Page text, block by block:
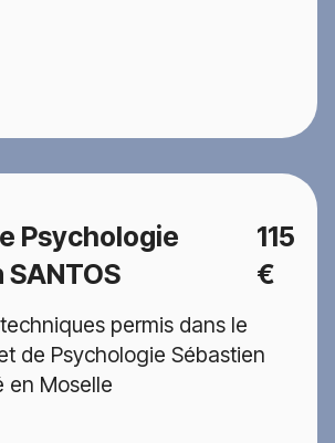
Psychologie
115
€
permis dans le
de Psychologie Sébastien
en Moselle